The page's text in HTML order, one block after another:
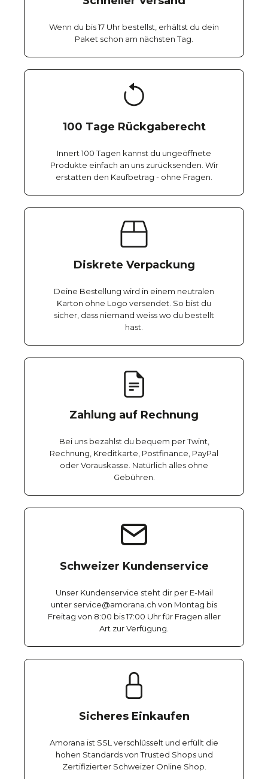
Wenn du bis 17 Uhr bestellst, erhältst du dein
Paket schon am nächsten Tag.
100 Tage Rückgaberecht
Innert 100 Tagen kannst du ungeöffnete
Produkte einfach an uns zurücksenden. Wir
erstatten den Kaufbetrag - ohne Fragen.
Diskrete Verpackung
Deine Bestellung wird in einem neutralen
Karton ohne Logo versendet. So bist du
sicher, dass niemand weiss wo du bestellt
hast.
Zahlung auf Rechnung
Bei uns bezahlst du bequem per Twint,
Rechnung, Kreditkarte, Postfinance, PayPal
oder Vorauskasse. Natürlich alles ohne
Gebühren.
Schweizer Kundenservice
Unser Kundenservice steht dir per E-Mail
unter service@amorana.ch von Montag bis
Freitag von 8:00 bis 17:00 Uhr für Fragen aller
Art zur Verfügung.
Sicheres Einkaufen
Amorana ist SSL verschlüsselt und erfüllt die
hohen Standards von Trusted Shops und
Zertifizierter Schweizer Online Shop.